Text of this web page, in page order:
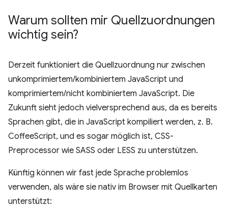
Warum sollten mir Quellzuordnungen
wichtig sein?
Derzeit funktioniert die Quellzuordnung nur zwischen
unkomprimiertem/kombiniertem JavaScript und
komprimiertem/nicht kombiniertem JavaScript. Die
Zukunft sieht jedoch vielversprechend aus, da es bereits
Sprachen gibt, die in JavaScript kompiliert werden, z. B.
CoffeeScript, und es sogar möglich ist, CSS-
Preprocessor wie SASS oder LESS zu unterstützen.
Künftig können wir fast jede Sprache problemlos
verwenden, als wäre sie nativ im Browser mit Quellkarten
unterstützt: